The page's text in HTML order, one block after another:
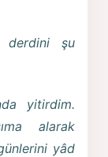
derdini şu
yitirdim.
alarak
yâd